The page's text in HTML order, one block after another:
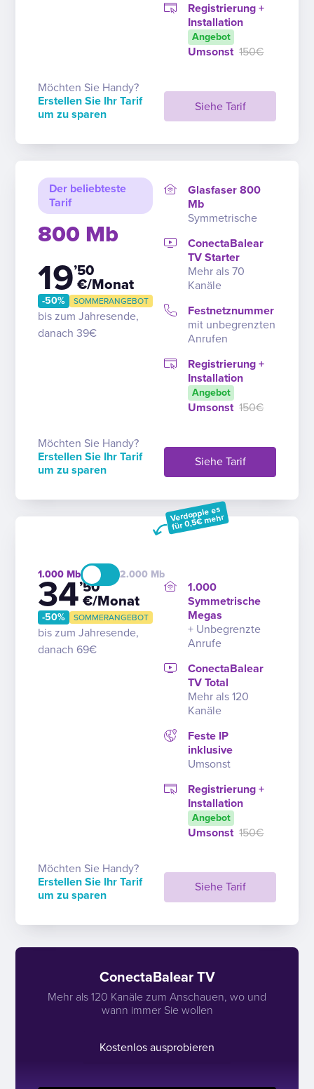
Siehe Tarif
Registrierung +
Installation
Angebot
Umsonst 150€
Möchten Sie Handy?
Erstellen Sie Ihr Tarif
um zu sparen
Der beliebteste
Tarif
800 Mb
19’50
€/Monat
-50% SOMMERANGEBOT
bis zum Jahresende,
danach 39€
Siehe Tarif
Glasfaser 800
Mb
Symmetrische
ConectaBalear
TV Starter
Mehr als 70
Kanäle
Festnetznummer
mit unbegrenzten
Anrufen
Registrierung +
Installation
Angebot
Umsonst 150€
Möchten Sie Handy?
Erstellen Sie Ihr Tarif
um zu sparen
1.000 2.000
Verdopple es
für 0,5€ mehr
34’50
€/Monat
-50% SOMMERANGEBOT
bis zum Jahresende,
danach 69€
Siehe Tarif
1.000
Symmetrische
Megas
+ Unbegrenzte
Anrufe
ConectaBalear
TV Total
Mehr als 120
Kanäle
Feste IP
inklusive
Umsonst
Registrierung +
Installation
Angebot
Umsonst 150€
Möchten Sie Handy?
Erstellen Sie Ihr Tarif
um zu sparen
ConectaBalear TV
Mehr als 120 Kanäle zum Anschauen, wo und
wann immer Sie wollen
Kostenlos ausprobieren